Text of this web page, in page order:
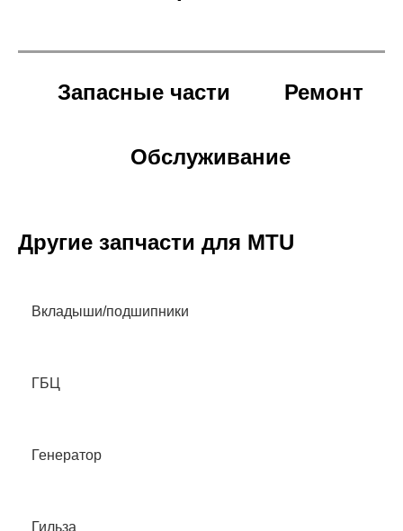
Запасные части Ремонт
Обслуживание
Другие запчасти для MTU
Вкладыши/подшипники
ГБЦ
Генератор
Гильза